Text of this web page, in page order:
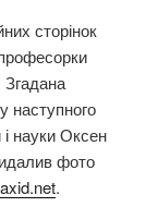
сторінок
Згадана
наступного
науки Оксен
фото
.